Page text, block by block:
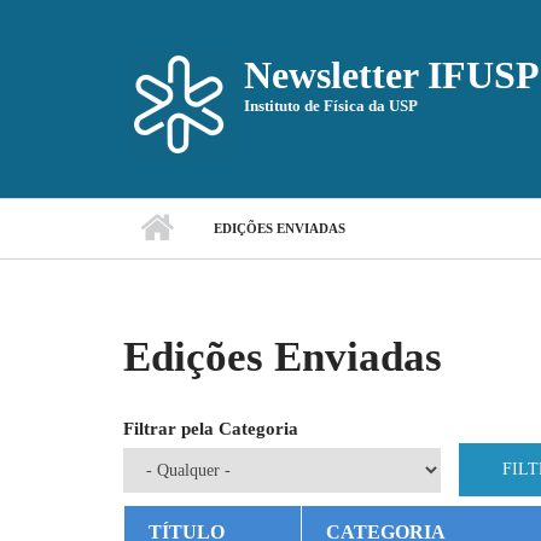
Newsletter IFUSP
Instituto de Física da USP
EDIÇÕES ENVIADAS
Edições Enviadas
Filtrar pela Categoria
TÍTULO CATEGORIA